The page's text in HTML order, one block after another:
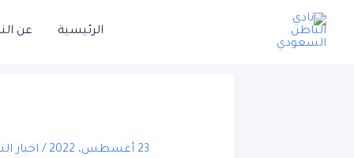
تخطي
الرئيسية عن
23 أغسطس، 2022 / اخبار